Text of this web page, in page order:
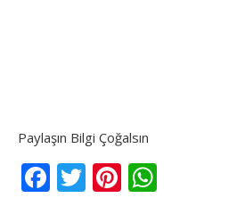
Paylaşın Bilgi Çoğalsın
Facebook
TwitterPinterest